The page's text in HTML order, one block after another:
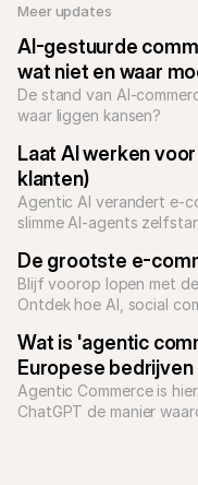
Meer updates
AI-gestuurde
wat niet en waar
De stand van AI-
waar liggen kansen?
Laat AI werken
klanten)
Agentic AI verandert e-
slimme AI-agents
De grootste e-
Blijf voorop lopen met
Ontdek hoe AI, social
Wat is 'agentic
Europese bedrijven
Agentic Commerce is
ChatGPT de manier